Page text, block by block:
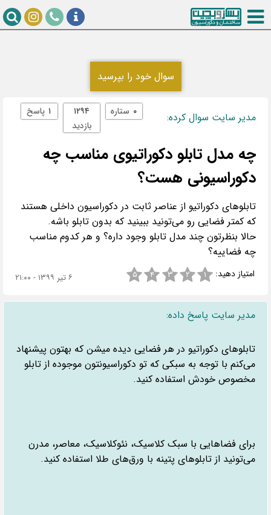
سوال خود را بپرسید
مدیر سایت سوال کرده: پاسخ
۱۲۹۴
بازدید
ستاره
چه مدل تابلو دکوراتیوی مناسب چه
دکوراسیونی هست؟
تابلوهای دکوراتیو از عناصر ثابت در دکوراسیون داخلی هستند
حالا بنظرتون چند مدل تابلو وجود داره؟ و هر کدوم مناسب
چه فضاییه؟
امتیاز دهید: ۱ ۲ ۳ ۴ ۵
مدیر سایت پاسخ داده:
تابلوهای دکوراتیو در هر فضایی دیده میشن که بهتون پیشنهاد
می‌کنم با توجه به سبکی که تو دکوراسیونتون موجوده از تابلو
مخصوص خودش استفاده کنید.
برای فضاهایی با سبک کلاسیک، نئوکلاسیک، معاصر، مدرن
می‌تونید از تابلوهای پتینه با ورق‌های طلا استفاده کنید.